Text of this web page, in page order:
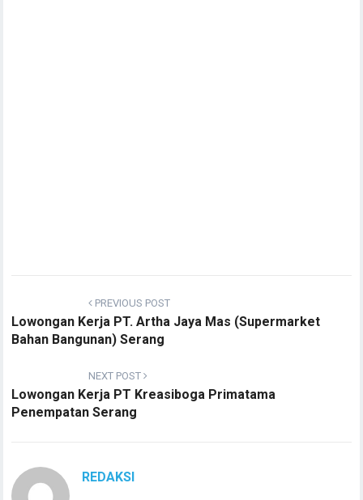
PREVIOUS POST
Lowongan Kerja PT. Artha Jaya Mas (Supermarket
Bahan Bangunan) Serang
NEXT POST
Lowongan Kerja PT Kreasiboga Primatama
Penempatan Serang
REDAKSI